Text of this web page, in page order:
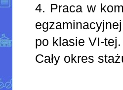
4. Praca w
po klasie VI-tej.
Cały okres